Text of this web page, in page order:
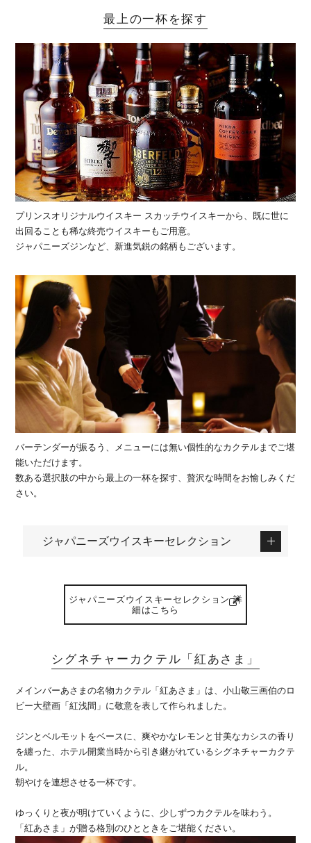
最上の一杯を探す
プリンスオリジナルウイスキー スカッチウイスキーから、既に世に
出回ることも稀な終売ウイスキーもご用意。
ジャパニーズジンなど、新進気鋭の銘柄もございます。
バーテンダーが振るう、メニューには無い個性的なカクテルまでご堪
能いただけます。
数ある選択肢の中から最上の一杯を探す、贅沢な時間をお愉しみくだ
さい。
ジャパニーズウイスキーセレクション
ジャパニーズウイスキーセレクション 詳
細はこちら
シグネチャーカクテル「紅あさま」
メインバーあさまの名物カクテル「紅あさま」は、小山敬三画伯のロ
ビー大壁画「紅浅間」に敬意を表して作られました。
ジンとベルモットをベースに、爽やかなレモンと甘美なカシスの香り
を纏った、ホテル開業当時から引き継がれているシグネチャーカクテ
ル。
朝やけを連想させる一杯です。
ゆっくりと夜が明けていくように、少しずつカクテルを味わう。
「紅あさま」が贈る格別のひとときをご堪能ください。